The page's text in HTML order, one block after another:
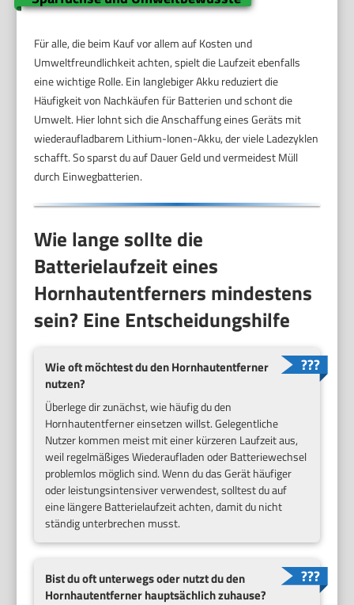
Für alle, die beim Kauf vor allem auf Kosten und
Umweltfreundlichkeit achten, spielt die Laufzeit ebenfalls
eine wichtige Rolle. Ein langlebiger Akku reduziert die
Häufigkeit von Nachkäufen für Batterien und schont die
Umwelt. Hier lohnt sich die Anschaffung eines Geräts mit
wiederaufladbarem Lithium-Ionen-Akku, der viele Ladezyklen
schafft. So sparst du auf Dauer Geld und vermeidest Müll
durch Einwegbatterien.
Wie lange sollte die
Batterielaufzeit eines
Hornhautentferners mindestens
sein? Eine Entscheidungshilfe
Wie oft möchtest du den Hornhautentferner
nutzen?
Überlege dir zunächst, wie häufig du den
Hornhautentferner einsetzen willst. Gelegentliche
Nutzer kommen meist mit einer kürzeren Laufzeit aus,
weil regelmäßiges Wiederaufladen oder Batteriewechsel
problemlos möglich sind. Wenn du das Gerät häufiger
oder leistungsintensiver verwendest, solltest du auf
eine längere Batterielaufzeit achten, damit du nicht
ständig unterbrechen musst.
Bist du oft unterwegs oder nutzt du den
Hornhautentferner hauptsächlich zuhause?